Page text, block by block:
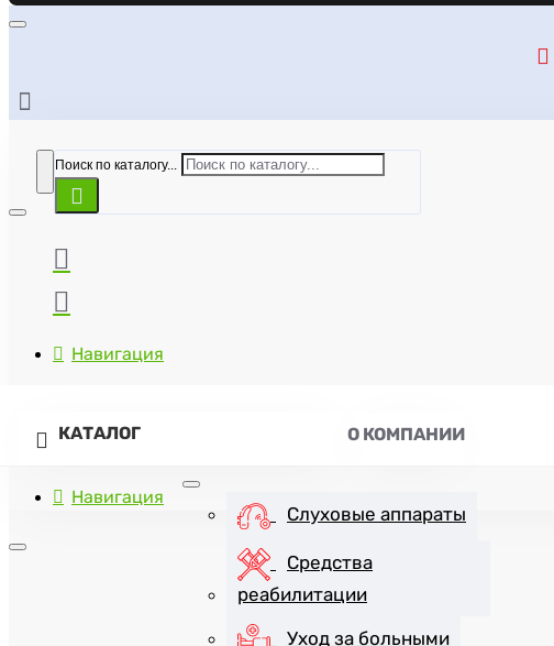
Поиск по каталогу...
Навигация
КАТАЛОГ
Слуховые аппараты
Средства
реабилитации
Уход за больными
О КОМПАНИИ
Навигация